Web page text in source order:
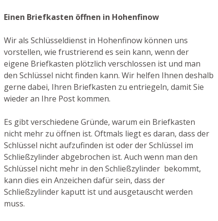
Einen Briefkasten öffnen in Hohenfinow
Wir als Schlüsseldienst in Hohenfinow können uns
vorstellen, wie frustrierend es sein kann, wenn der
eigene Briefkasten plötzlich verschlossen ist und man
den Schlüssel nicht finden kann. Wir helfen Ihnen deshalb
gerne dabei, Ihren Briefkasten zu entriegeln, damit Sie
wieder an Ihre Post kommen.
Es gibt verschiedene Gründe, warum ein Briefkasten
nicht mehr zu öffnen ist. Oftmals liegt es daran, dass der
Schlüssel nicht aufzufinden ist oder der Schlüssel im
Schließzylinder abgebrochen ist. Auch wenn man den
Schlüssel nicht mehr in den Schließzylinder bekommt,
kann dies ein Anzeichen dafür sein, dass der
Schließzylinder kaputt ist und ausgetauscht werden
muss.